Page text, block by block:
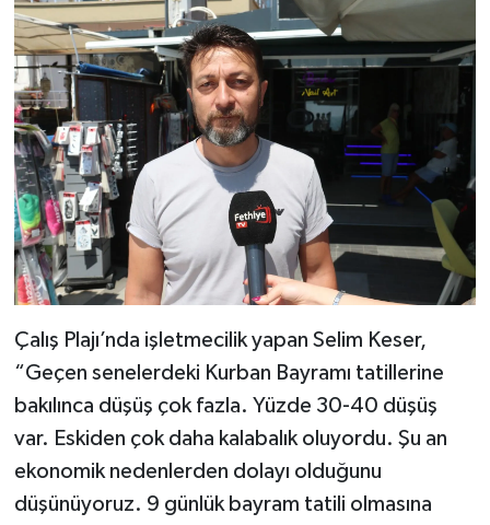
Çalış Plajı’nda işletmecilik yapan Selim Keser,
“Geçen senelerdeki Kurban Bayramı tatillerine
bakılınca düşüş çok fazla. Yüzde 30-40 düşüş
var. Eskiden çok daha kalabalık oluyordu. Şu an
ekonomik nedenlerden dolayı olduğunu
düşünüyoruz. 9 günlük bayram tatili olmasına